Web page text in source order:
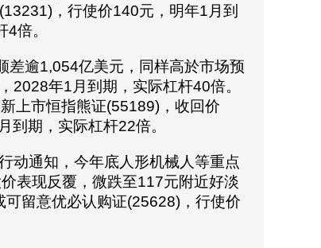
，行使价140元，明年1月到
倍。
差逾1,054亿美元，同样高於市场预
年1月到期，实际杠杆40倍。
上市恒指熊证(55189)，收回价
期，实际杠杆22倍。
动通知，今年底人形机械人等重点
表现反覆，微跌至117元附近好淡
留意优必认购证(25628)，行使价